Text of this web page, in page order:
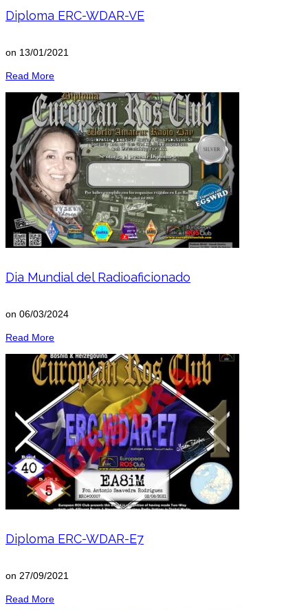
Diploma ERC-WDAR-VE
on 13/01/2021
Read More
Dia Mundial del Radioaficionado
on 06/03/2024
Read More
Diploma ERC-WDAR-E7
on 27/09/2021
Read More